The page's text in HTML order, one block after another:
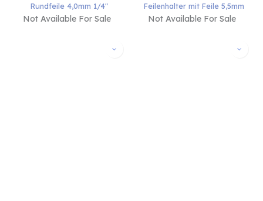
Rundfeile 4,0mm 1/4"
Not Available For Sale
Feilenhalter mit Feile 5,5mm
Not Available For Sale